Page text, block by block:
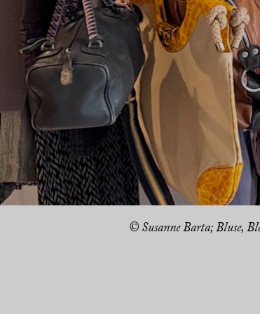
© Susanne Barta; Bluse,